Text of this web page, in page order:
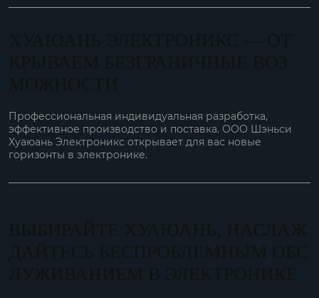
Профессиональная индивидуальная разработка,
эффективное производство и поставка. ООО Шэньси
Хуаюань Электроникс открывает для вас новые
горизонты в электронике.